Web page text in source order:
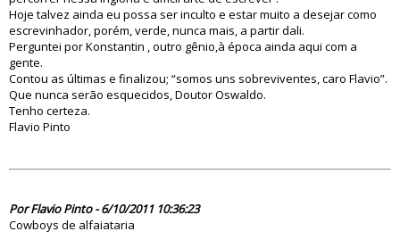
Hoje talvez ainda eu possa ser inculto e estar muito a desejar como
escrevinhador, porém, verde, nunca mais, a partir dali.
Perguntei por Konstantin , outro gênio,à época ainda aqui com a
gente.
Contou as últimas e finalizou; “somos uns sobreviventes, caro Flavio”.
Que nunca serão esquecidos, Doutor Oswaldo.
Tenho certeza.
Flavio Pinto
Por Flavio Pinto - 6/10/2011 10:36:23
Cowboys de alfaiataria